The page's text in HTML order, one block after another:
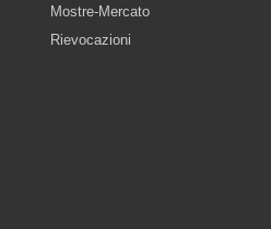
Mostre-Mercato
Rievocazioni